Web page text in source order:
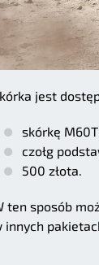
jest
skórkę
czołg
500 złota.
ten sposób
innych